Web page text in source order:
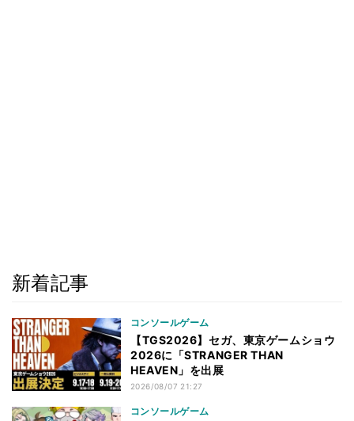
新着記事
コンソールゲーム
【TGS2026】セガ、東京ゲームショウ
2026に「STRANGER THAN
HEAVEN」を出展
2026/08/07 21:27
コンソールゲーム